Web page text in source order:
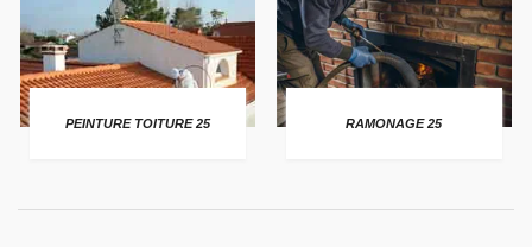
PEINTURE TOITURE 25 RAMONAGE 25